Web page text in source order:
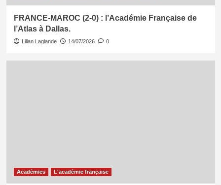
FRANCE-MAROC (2-0) : l’Académie Française de
l’Atlas à Dallas.
Lilian Laglande 14/07/2026 0
Académies L'académie française